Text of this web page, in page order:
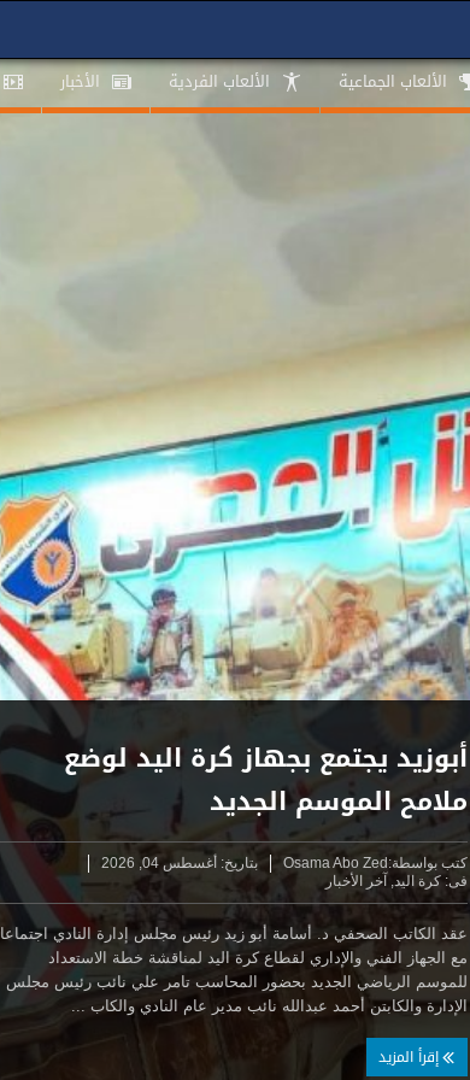
الألعاب الجماعية الألعاب الفردية الأخبار
أبوزيد يجتمع بجهاز كرة اليد لوضع
ملامح الموسم الجديد
كتب بواسطة: Osama Abo Zed بتاريخ: أغسطس 04, 2026
فى:كرة اليد, آخر الأخبار
عقد الكاتب الصحفي د. أسامة أبو زيد رئيس مجلس إدارة النادي اجتماعا
مع الجهاز الفني والإداري لقطاع كرة اليد لمناقشة خطة الاستعداد
للموسم الرياضي الجديد بحضور المحاسب تامر علي نائب رئيس مجلس
الإدارة والكابتن أحمد عبدالله نائب مدير عام النادي والكاب ...
إقرأ المزيد